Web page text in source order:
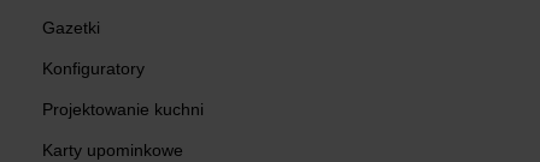
Gazetki
Konfiguratory
Projektowanie kuchni
Karty upominkowe